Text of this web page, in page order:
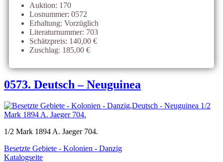
Auktion: 170
Losnummer: 0572
Erhaltung: Vorzüglich
Literaturnummer: 703
Schätzpreis: 140,00 €
Zuschlag: 185,00 €
0573. Deutsch – Neuguinea
1/2 Mark 1894 A. Jaeger 704.
Besetzte Gebiete - Kolonien - Danzig
Katalogseite